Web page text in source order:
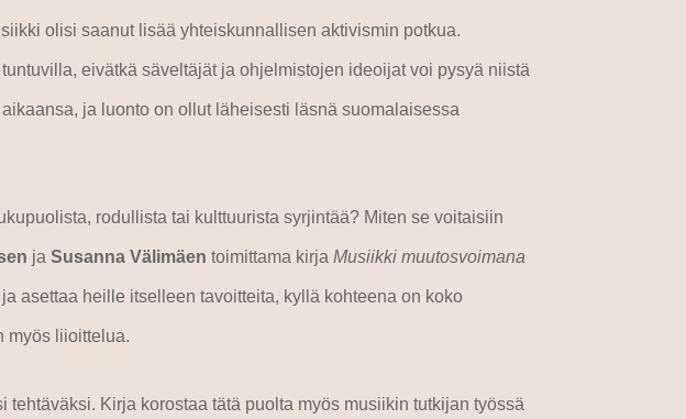
olisi saanut lisää yhteiskunnallisen aktivismin potkua.
eivätkä säveltäjät ja ohjelmistojen ideoijat voi pysyä niistä
ja luonto on ollut läheisesti läsnä suomalaisessa
rodullista tai kulttuurista syrjintää? Miten se voitaisiin
ja Susanna Välimäen toimittama kirja Musiikki muutosvoimana
asettaa heille itselleen tavoitteita, kyllä kohteena on koko
myös liioittelua.
Kirja korostaa tätä puolta myös musiikin tutkijan työssä